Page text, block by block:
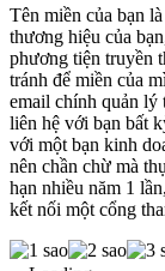
Tên miền của bạn
thương hiệu của
phương tiện truyền
tránh để miền của
email chính quản lý
liên hệ với bạn bất
với một bạn kinh
nên chần chừ mà
hạn nhiều năm 1
kết nối một cổng